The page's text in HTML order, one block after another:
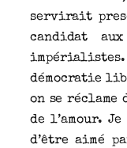
servirait
candidat
démocratie
on se réclame
de l’amour.
d’être aimé